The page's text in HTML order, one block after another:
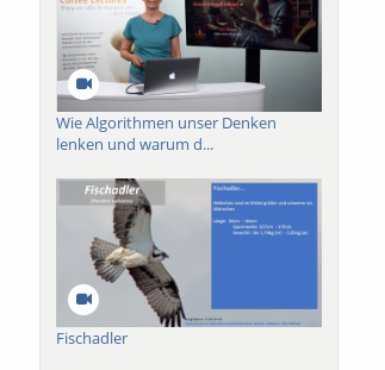
Wie Algorithmen unser Denken
lenken und warum d...
Fischadler